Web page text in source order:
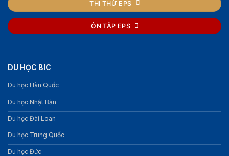
THI THỬ EPS
ÔN TẬP EPS
DU HỌC BIC
Du học Hàn Quốc
Du học Nhật Bản
Du học Đài Loan
Du học Trung Quốc
Du học Đức